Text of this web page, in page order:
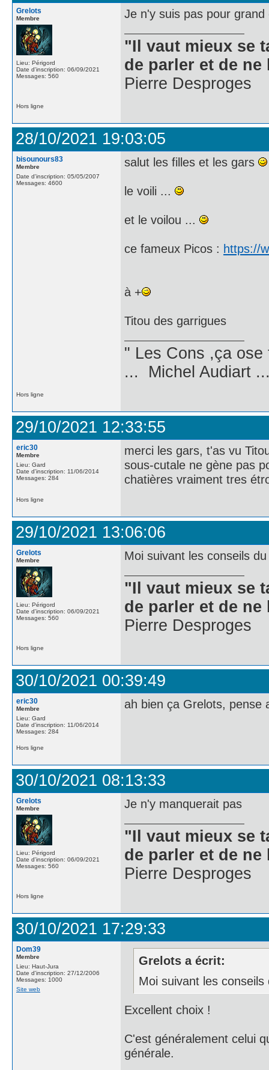
Grelots
Membre
Lieu: Périgord
Date d'inscription: 06/09/2021
Messages: 560
Je n'y suis pas pour
"Il vaut mieux se
de parler et de
Pierre Desproges
Hors ligne
28/10/2021 19:03:05
bisounours83
Membre
Date d'inscription: 05/05/2007
Messages: 4600
salut les filles et les gars
le voili ...
et le voilou ...
ce fameux Picos : https://
à +
Titou des garrigues
" Les Cons ,ça
... Michel Audiart
Hors ligne
29/10/2021 12:33:55
eric30
Membre
Lieu: Gard
Date d'inscription: 11/06/2014
Messages: 284
merci les gars, t'as vu
sous-cutale ne gène pas
chatières vraiment tres
Hors ligne
29/10/2021 13:06:06
Grelots
Membre
Lieu: Périgord
Date d'inscription: 06/09/2021
Messages: 560
Moi suivant les conseils
"Il vaut mieux se
de parler et de
Pierre Desproges
Hors ligne
30/10/2021 00:39:49
eric30
Membre
Lieu: Gard
Date d'inscription: 11/06/2014
Messages: 284
ah bien ça Grelots, pense
Hors ligne
30/10/2021 08:13:33
Grelots
Membre
Lieu: Périgord
Date d'inscription: 06/09/2021
Messages: 560
Je n'y manquerait pas
"Il vaut mieux se
de parler et de
Pierre Desproges
Hors ligne
30/10/2021 17:29:33
Dom39
Membre
Lieu: Haut-Jura
Date d'inscription: 27/12/2006
Messages: 1000
Site web
Grelots a écrit:
Moi suivant les
Excellent choix !
C'est généralement celui
générale.